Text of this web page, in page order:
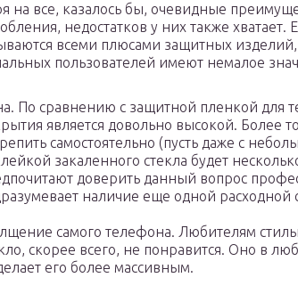
на все, казалось бы, очевидные
недостатков у них также хватает.
всеми плюсами защитных
пользователей имеют немалое
По сравнению с защитной пленкой для
является довольно высокой. Более
самостоятельно (пусть даже с
закаленного стекла будет
доверить данный вопрос
наличие еще одной расходной
самого телефона. Любителям
скорее всего, не понравится. Оно в
его более массивным.